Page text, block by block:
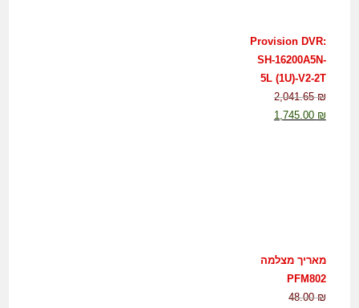
Provision DVR:
SH-16200A5N-
5L (1U)-V2-2T
2,041.65₪
1,745.00 ₪
מאריך מצלמה
PFM802
48.00₪